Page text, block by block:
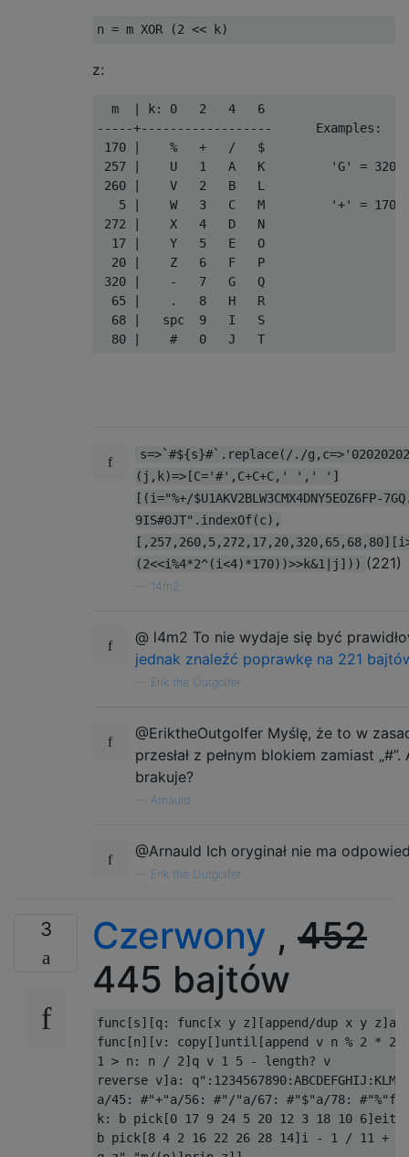
z:
  m  | k: 0   2   4   6
-----+------------------      Examples:
170 |    %   +   /   $
257 |    U   1   A   K         'G' = 320
260 |    V   2   B   L
5 |    W   3   C   M         '+' = 170
272 |    X   4   D   N
  17 |    Y   5   E   O
  20 |    Z   6   F   P
320 |    -   7   G   Q
  65 |    .   8   H   R
  68 |   spc  9   I   S
s=>`#${s}#`.replace(/./
(j,k)=>[C='#',C+C+C,' ',' ']
[(i="%+/$U1AKV2BLW3CMX4DNY5EOZ6FP-
9IS#0JT".indexOf(c),
(2<<i%4*2^(i<4)*170))>>k&1|j])) (221)
14m2
@ l4m2 To nie wydaje się być
jednak znaleźć poprawkę na 221
Erik the Outgolfer
@EriktheOutgolfer Myślę, że to w
przesłał z pełnym blokiem zamiast
brakuje?
Arnauld
@Arnauld Ich oryginał nie ma
Erik the Outgolfer
3 Czerwony , 452
445 bajtów
func[s][q: func[x y z][append/dup x y
func[n][v: copy[]until[append v n % 2 * 2
1 > n: n / 2]q v 1 5 - length? v
reverse v]a:
a/45: #"+"a/56: #"/"a/67: #"$"a/78:
k: b pick[0 17 9 24 5 20 12 3 18 10
b pick[8 4 2 16 22 26 28 14]i - 1 / 11 +